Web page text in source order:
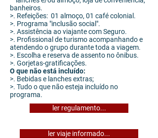
banheiros.
>. Refeições: 01 almoço, 01 café colonial.
>. Programa "inclusão social".
>. Assistência ao viajante com Seguro.
>. Profissional de turismo acompanhando e
atendendo o grupo durante toda a viagem.
>. Escolha e reserva de assento no ônibus.
>. Gorjetas-gratificações.
O que não está incluído:
>. Bebidas e lanches extras;
>. Tudo o que não esteja incluído no
programa.
ler regulamento...
ler viaje informado...